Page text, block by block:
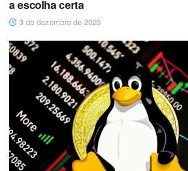
a escolha certa
3 de dezembro de 2023